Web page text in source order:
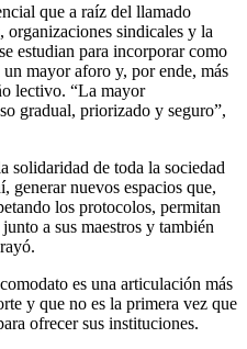
que a raíz del llamado
organizaciones sindicales y la
estudian para incorporar como
mayor aforo y, por ende, más
lectivo. “La mayor
gradual, priorizado y seguro”,
solidaridad de toda la sociedad
generar nuevos espacios que,
los protocolos, permitan
a sus maestros y también
es una articulación más
y que no es la primera vez que
ofrecer sus instituciones.